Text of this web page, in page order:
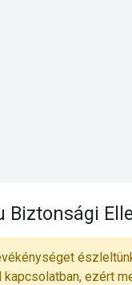
Biztonsági
kapcsolatban, ezért